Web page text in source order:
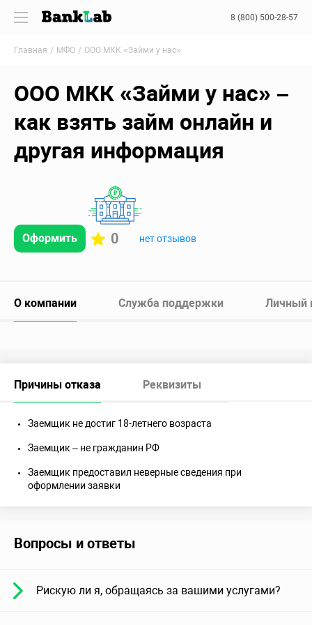
8 (800) 500-28-57
Главная МФО ООО МКК «Займи у нас»
ООО МКК «Займи у нас» –
как взять займ онлайн и
другая информация
Оформить 0 нет отзывов
О компании Служба поддержки Личный
Причины отказа Реквизиты
Заемщик не достиг 18-летнего возраста
Заемщик – не гражданин РФ
Заемщик предоставил неверные сведения при
оформлении заявки
Вопросы и ответы
Рискую ли я, обращаясь за вашими услугами?